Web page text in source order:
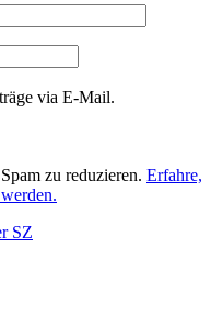
via E-Mail.
zu reduzieren. Erfahre,
SZ